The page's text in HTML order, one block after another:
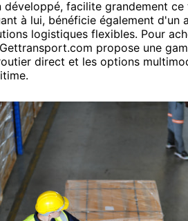
développé, facilite grandement
à lui, bénéficie également d'un
logistiques flexibles. Pour
propose une
direct et les options